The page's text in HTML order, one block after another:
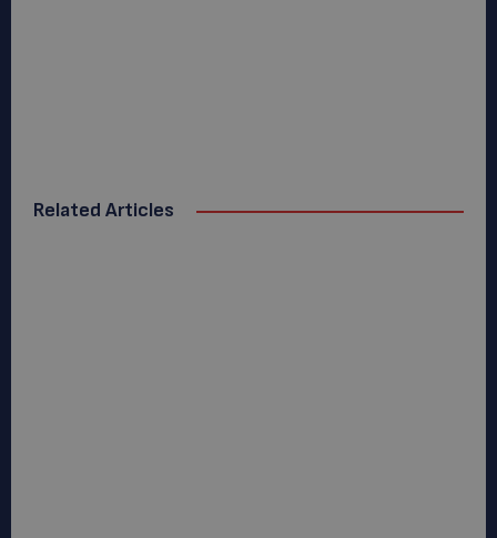
Related Articles